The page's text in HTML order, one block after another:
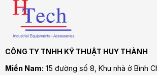
CÔNG TY TNHH KỸ THUẬT HUY THÀNH
Miền Nam: 15 đường số 8, Khu nhà ở Bình